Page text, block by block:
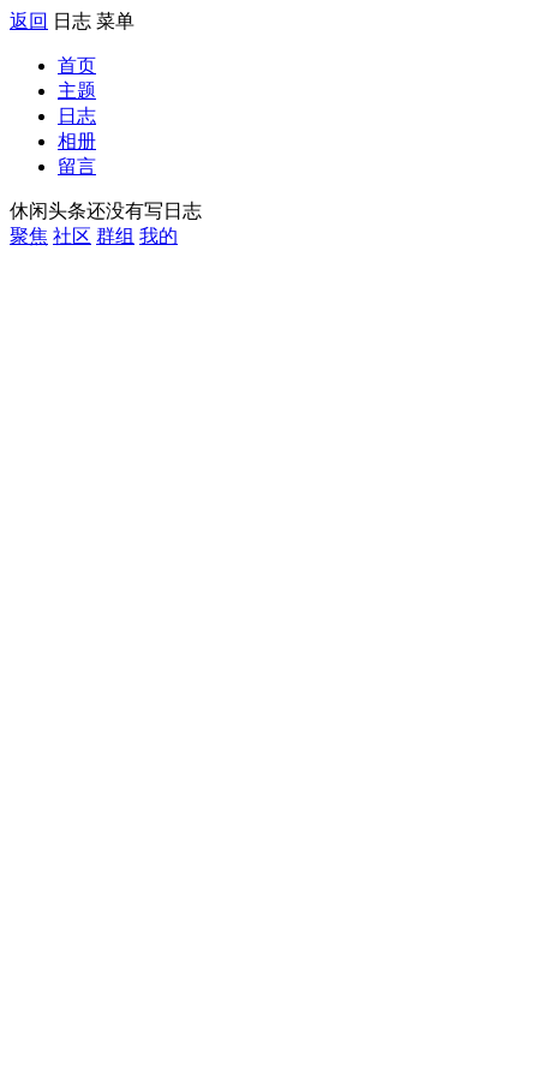
返回 日志 菜单
首页
主题
日志
相册
留言
休闲头条还没有写日志
聚焦 社区 群组 我的